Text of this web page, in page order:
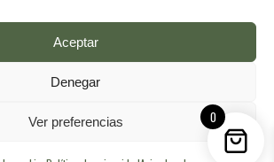
Aceptar
Denegar
Ver preferencias
Copyright @ De Molina 2025 0